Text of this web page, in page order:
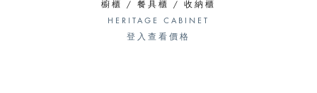
櫥櫃 / 餐具櫃 / 收納櫃
HERITAGE CABINET
登入查看價格